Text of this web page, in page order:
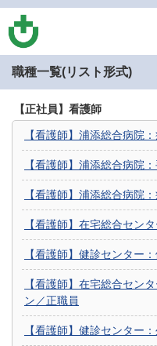
職種一覧(リスト形式)
【正社員】看護師
【看護師】浦添総合病院
【看護師】浦添総合病院
【看護師】浦添総合病院
【看護師】在宅総合セン
【看護師】健診センター
【看護師】在宅総合セン
ン／正職員
【看護師】健診センター